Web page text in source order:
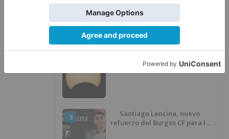
Detienen a un joven de 27 años
por el robo de cableado y por
atentado contra los agentes
Calor y posibles tormentas en
Burgos durante el eclipse del 12
3
Santiago Lencina, nuevo
refuerzo del Burgos CF para la